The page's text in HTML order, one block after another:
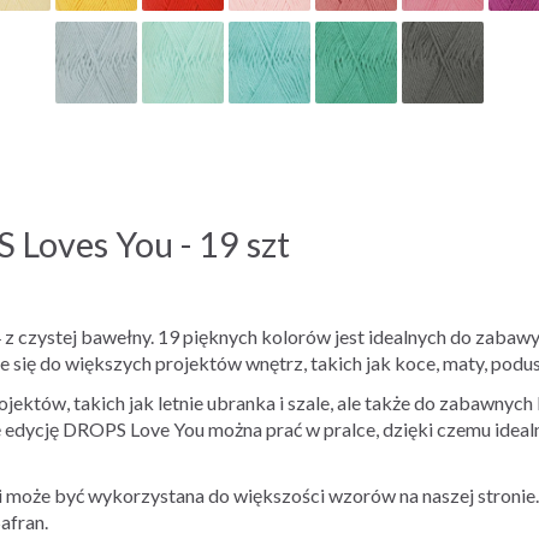
Loves You - 19 szt
czystej bawełny. 19 pięknych kolorów jest idealnych do
się do większych projektów wnętrz, takich jak koce, maty,
takich jak letnie ubranka i szale, ale także do
DROPS Love You można prać w pralce, dzięki czemu
może być wykorzystana do większości wzorów na naszej